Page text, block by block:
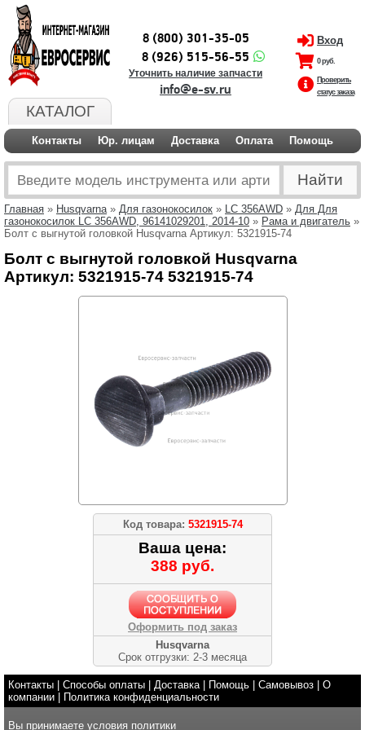
КАТАЛОГ
8 (800) 301-35-05
8 (926) 515-56-55
Уточнить наличие запчасти
info@e-sv.ru
Вход
0 руб.
Проверить
статус заказа
Контакты Юр. лицам Доставка Оплата Помощь
Главная » Husqvarna» Для газонокосилок » LC 356AWD » Для Для
газонокосилок LC 356AWD, 96141029201, 2014-10 » Рама и двигатель »
Болт с выгнутой головкой Husqvarna Артикул: 5321915-74
Болт с выгнутой головкой Husqvarna
Артикул: 5321915-74 5321915-74
Код товара: 5321915-74
Ваша цена:
388 руб.
Оформить под заказ
Husqvarna
Срок отгрузки: 2-3 месяца
Контакты Способы оплаты Доставка| Помощь Самовывоз
О
компании
Политика конфиденциальности
Вы принимаете условия политики